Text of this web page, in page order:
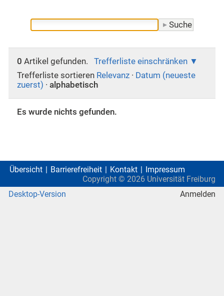
0 Artikel gefunden.
Trefferliste einschränken
Trefferliste sortieren Relevanz · Datum (neueste
zuerst) · alphabetisch
Es wurde nichts gefunden.
Übersicht Barrierefreiheit Kontakt
Impressum
Copyright © 2026 Universität Freiburg
Desktop-Version
Anmelden